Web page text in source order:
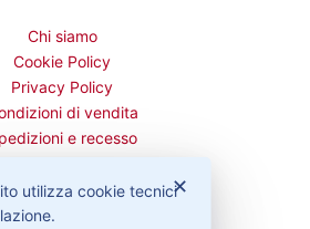
Chi siamo
Cookie Policy
Privacy Policy
di vendita
e recesso
✕
utilizza cookie tecnici